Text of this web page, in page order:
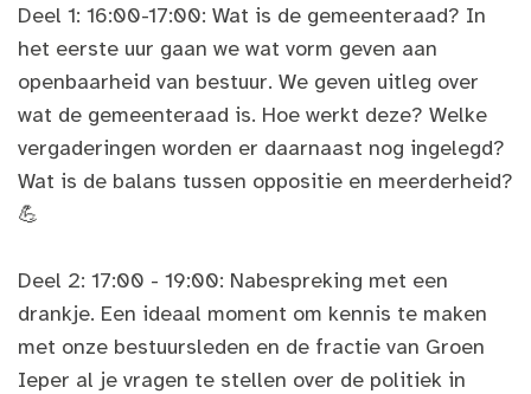
Deel 1: 16:00-17:00: Wat is de gemeenteraad? In
het eerste uur gaan we wat vorm geven aan
openbaarheid van bestuur. We geven uitleg over
wat de gemeenteraad is. Hoe werkt deze? Welke
vergaderingen worden er daarnaast nog ingelegd?
Wat is de balans tussen oppositie en meerderheid?
💪
Deel 2: 17:00 - 19:00: Nabespreking met een
drankje. Een ideaal moment om kennis te maken
met onze bestuursleden en de fractie van Groen
Ieper al je vragen te stellen over de politiek in